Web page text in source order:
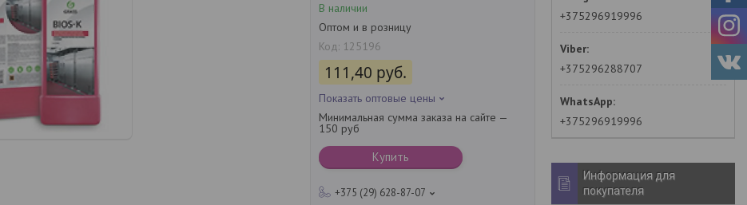
В наличии
Оптом и в розницу
Код: 125196
111,40 руб.
Показать оптовые цены
Минимальная сумма заказа на сайте —
150 руб
Купить
+375 (29) 628-87-07
+375296919996
+375296288707
+375296919996
Информация для
покупателя